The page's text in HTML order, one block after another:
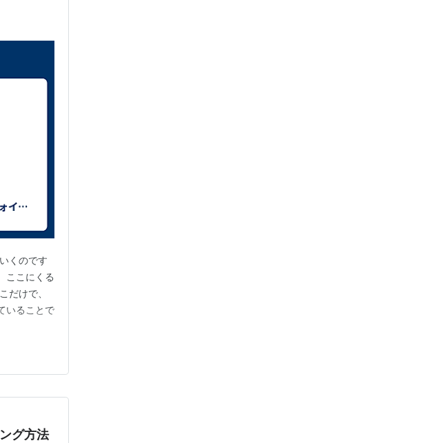
くのです
ここにくる
だけで、
いることで
グ方法